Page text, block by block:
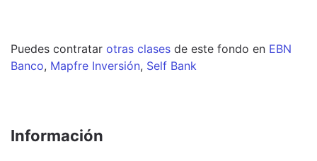
Puedes contratar otras clases de este fondo en EBN
Banco, Mapfre Inversión, Self Bank
Información